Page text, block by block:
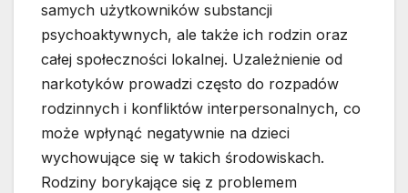
samych użytkowników substancji
psychoaktywnych, ale także ich rodzin oraz
całej społeczności lokalnej. Uzależnienie od
narkotyków prowadzi często do rozpadów
rodzinnych i konfliktów interpersonalnych, co
może wpłynąć negatywnie na dzieci
wychowujące się w takich środowiskach.
Rodziny borykające się z problemem